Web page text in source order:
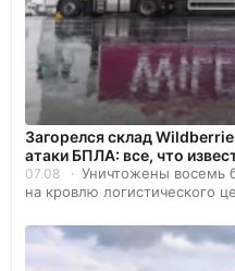
Загорелся склад
атаки БПЛА: все, что
07.08
Уничтожены восемь
на кровлю логистического